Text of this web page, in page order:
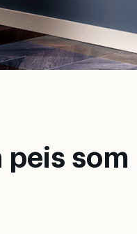
peis